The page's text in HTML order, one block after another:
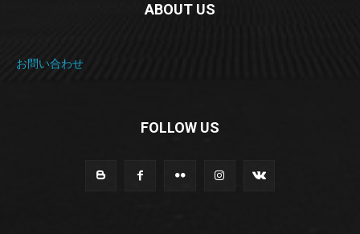
ABOUT US
お問い合わせ
FOLLOW US